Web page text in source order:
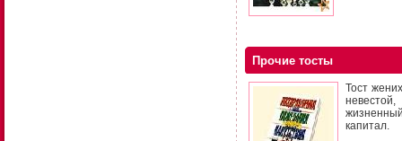
Прочие тосты
Тост
капитал.